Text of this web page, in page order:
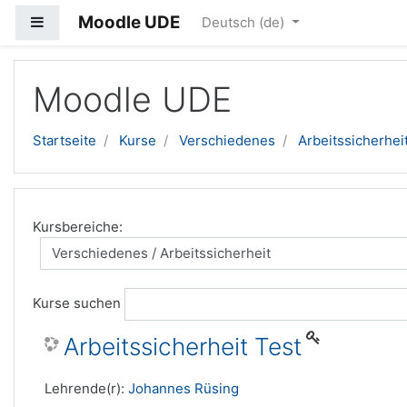
Website-Übersicht
Moodle UDE Deutsch ‎(de)‎
Moodle UDE
Startseite Kurse Verschiedenes
Kursbereiche:
Kurse suchen
Arbeitssicherheit Test
Lehrende(r): Johannes Rüsing